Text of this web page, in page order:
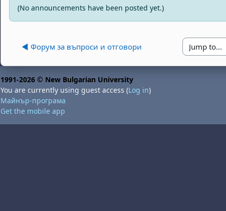
(No announcements have been posted yet.)
◀︎ Форум за въпроси и отговори Jump to...
1991-2026 © New Bulgarian University
You are currently using guest access (Log in)
Майнър-програма
Get the mobile app